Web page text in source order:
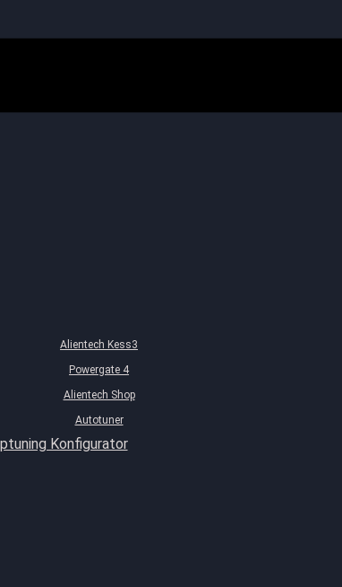
Alientech Kess3
Powergate 4
Alientech Shop
Autotuner
Konfigurator